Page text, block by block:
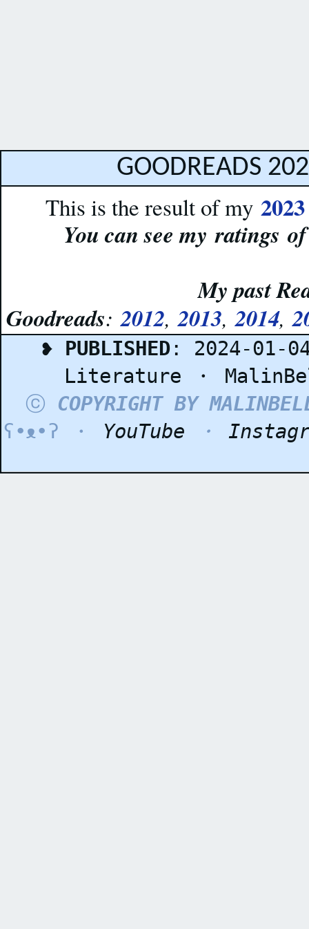
GOODREADS
This is the result of my2023
You can see my ratings
My past
Goodreads:2012,2013,2014,
❥ PUBLISHED : 2024-01-
Literature ・
ⓒ COPYRIGHT BY
ʕ•ᴥ•ʔ ・ YouTube ・